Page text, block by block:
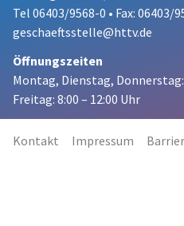
Tel 06403/9568-0 • Fax: 06403/
geschaeftsstelle@httv.de
Öffnungszeiten
Montag, Dienstag, Donnerstag:
Freitag: 8:00 – 12:00 Uhr
Kontakt Impressum